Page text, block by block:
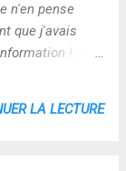
n'en pense
que j'avais
! :-(
ce propos !
LA LECTURE